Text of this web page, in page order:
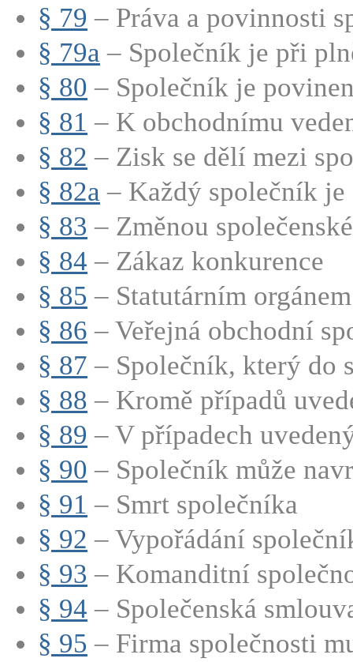
§ 79 – Práva a povinnosti
§ 79a – Společník je při
§ 80 – Společník je
§ 81 – K obchodnímu
§ 82 – Zisk se dělí mezi
§ 82a – Každý společník je
§ 83 – Změnou
§ 84 – Zákaz konkurence
§ 85 – Statutárním
§ 86 – Veřejná obchodní
§ 87 – Společník, který do
§ 88 – Kromě případů
§ 89 – V případech
§ 90 – Společník může
§ 91 – Smrt společníka
§ 92 – Vypořádání
§ 93 – Komanditní
§ 94 – Společenská
§ 95 – Firma společnosti